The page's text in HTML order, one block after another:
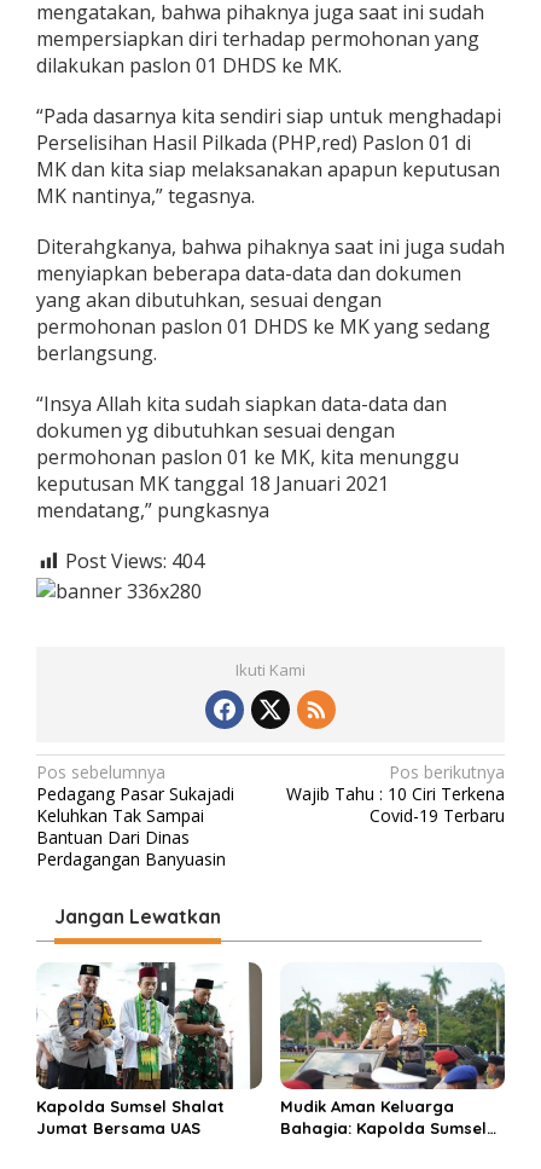
mengatakan, bahwa pihaknya juga saat ini sudah
mempersiapkan diri terhadap permohonan yang
dilakukan paslon 01 DHDS ke MK.
“Pada dasarnya kita sendiri siap untuk menghadapi
Perselisihan Hasil Pilkada (PHP,red) Paslon 01 di
MK dan kita siap melaksanakan apapun keputusan
MK nantinya,” tegasnya.
Diterahgkanya, bahwa pihaknya saat ini juga sudah
menyiapkan beberapa data-data dan dokumen
yang akan dibutuhkan, sesuai dengan
permohonan paslon 01 DHDS ke MK yang sedang
berlangsung.
“Insya Allah kita sudah siapkan data-data dan
dokumen yg dibutuhkan sesuai dengan
permohonan paslon 01 ke MK, kita menunggu
keputusan MK tanggal 18 Januari 2021
mendatang,” pungkasnya
Post Views: 404
Ikuti Kami
N
a
v
i
g
a
s
i
p
o
s
Pos sebelumnya
Pedagang Pasar Sukajadi
Keluhkan Tak Sampai
Bantuan Dari Dinas
Perdagangan Banyuasin
Pos berikutnya
Wajib Tahu : 10 Ciri Terkena
Covid-19 Terbaru
Jangan Lewatkan
Kapolda Sumsel Shalat
Jumat Bersama UAS
Mudik Aman Keluarga
Bahagia: Kapolda Sumsel